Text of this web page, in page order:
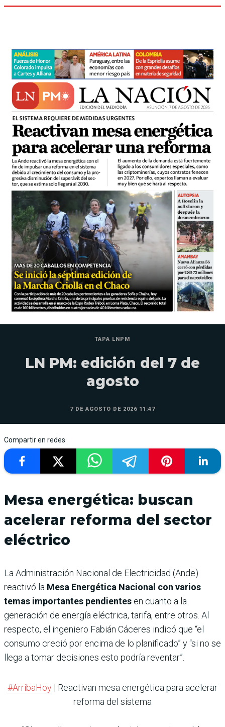
TAPA LNPM
LN PM: edición del 7 de
agosto
7 DE AGOSTO DE 2026 11:47
Compartir en redes
Mesa energética: buscan
acelerar reforma del sector
eléctrico
La Administración Nacional de Electricidad (Ande)
reactivó la Mesa Energética Nacional con varios
temas importantes pendientes en cuanto a la
generación de energía eléctrica, tarifa, entre otros. Al
respecto, el ingeniero Fabián Cáceres indicó que “el
consumo creció por encima de lo planificado” y “si no se
llega a tomar decisiones esto podría reventar”.
#ArribaHoy | Reactivan mesa energética para acelerar
reforma del sistema